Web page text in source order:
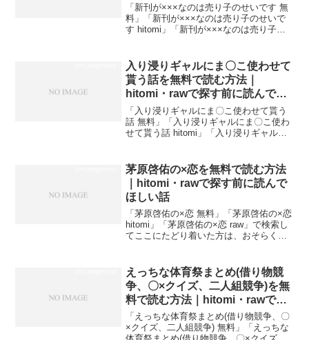
「新刊が×××なのは売り子のせいです 無
料」「新刊が×××なのは売り子のせいで
す hitomi」「新刊が×××なのは売り子の
きたはずです。Before（よくある行動...
入り浸りギャルにま〇こ使わせて
貰う話を無料で読む方法｜
hitomi・rawで探す前に読んでほ
しい話
「入り浸りギャルにま〇こ使わせて貰う
話 無料」「入り浸りギャルにま〇こ使わ
せて貰う話 hitomi」「入り浸りギャルに
道をたどってきたはずです。Before（よ
くあ...
茅原啓佑の×恋を無料で読む方法
｜hitomi・rawで探す前に読んで
ほしい話
「茅原啓佑の×恋 無料」「茅原啓佑の×恋
hitomi」「茅原啓佑の×恋 raw」で検索し
てここにたどり着いた方は、おそらく同
「hitomi」で検索する配信なし→DL...
えっちな体育祭まとめ(借り物競
争、〇×クイズ、二人組競争)を無
料で読む方法｜hitomi・rawで探
す前に読んでほしい話
「えっちな体育祭まとめ(借り物競争、〇
×クイズ、二人組競争) 無料」「えっちな